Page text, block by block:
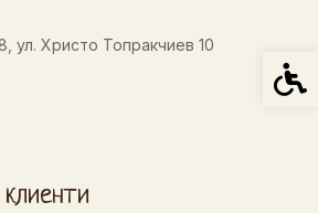
ул. Христо Топракчиев 10